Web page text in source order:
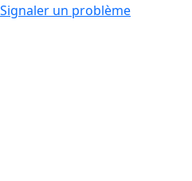
Signaler un problème